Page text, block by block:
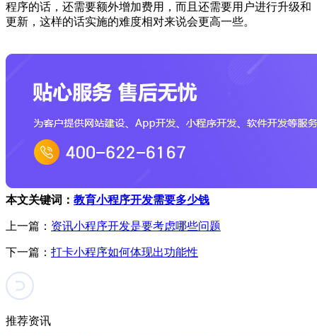
程序的话，还需要额外增加费用，而且还需要用户进行升级和
更新，这样的话实施的难度相对来说会更高一些。
本文关键词： 教育小程序开发需要多少钱
上一篇： 资讯小程序开发是要考虑哪些问题
下一篇： 打卡小程序如何体现出功能性
推荐资讯